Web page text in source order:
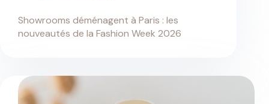
Showrooms déménagent à Paris : les
nouveautés de la Fashion Week 2026